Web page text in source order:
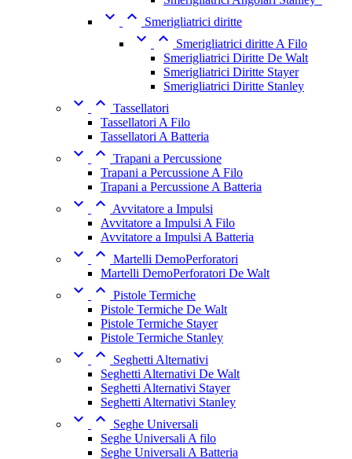
  Smerigliatrici diritte
 
Smerigliatrici diritte A Filo
Smerigliatrici Diritte De Walt
Smerigliatrici Diritte Stayer
Smerigliatrici Diritte Stanley
  Tassellatori
Tassellatori A Filo
Tassellatori A Batteria
  Trapani a Percussione
Trapani a Percussione A Filo
Trapani a Percussione A Batteria
  Avvitatore a Impulsi
Avvitatore a Impulsi A Filo
Avvitatore a Impulsi A Batteria
  Martelli DemoPerforatori
Martelli DemoPerforatori De Walt
  Pistole Termiche
Pistole Termiche De Walt
Pistole Termiche Stayer
Pistole Termiche Stanley
 
Seghetti Alternativi
Seghetti Alternativi De Walt
Seghetti Alternativi Stayer
Seghetti Alternativi Stanley
 
Seghe Universali
Seghe Universali A filo
Seghe Universali A Batteria